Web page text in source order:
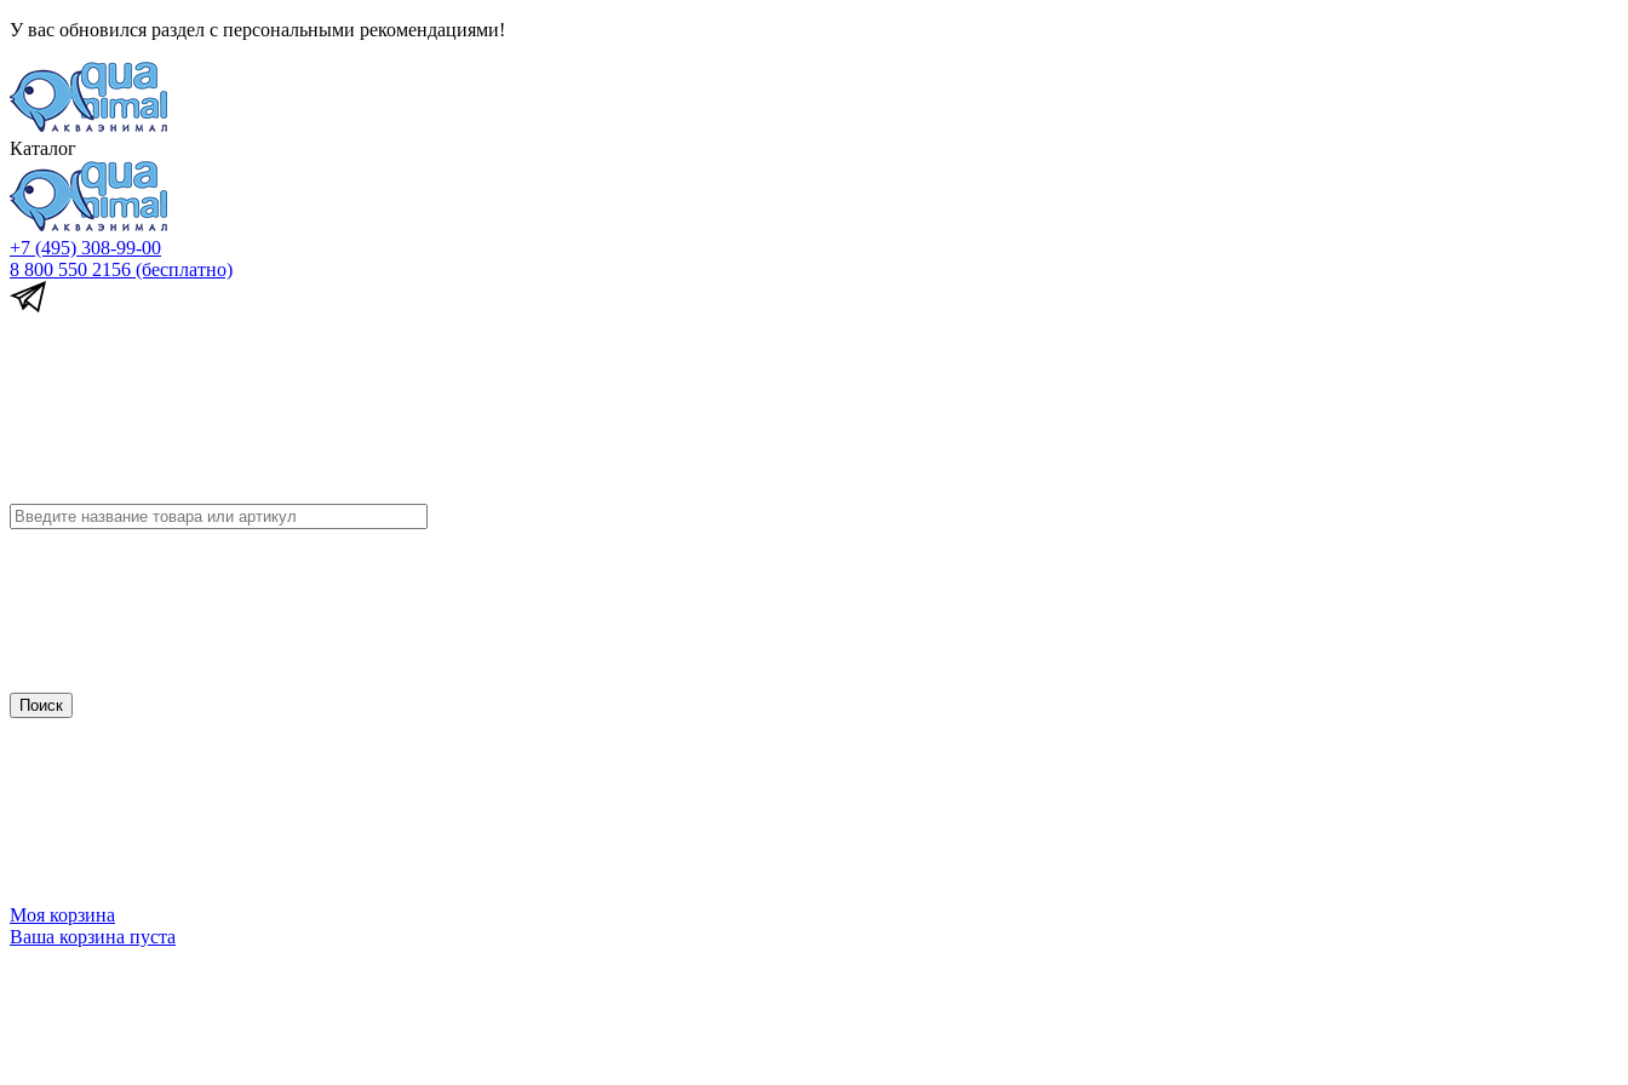
У вас обновился раздел с персональными рекомендациями!
Каталог
+7 (495) 308-99-00
8 800 550 2156 (бесплатно)
Моя корзина
Ваша корзина пуста